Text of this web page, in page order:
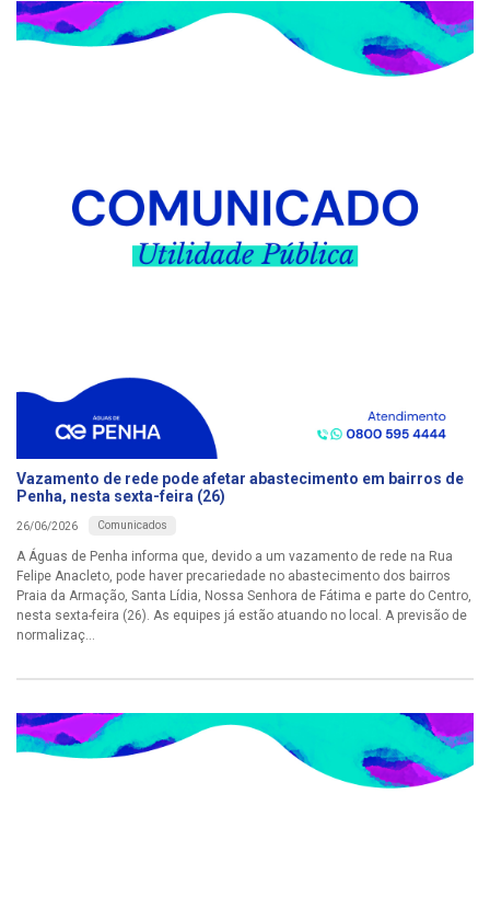
Vazamento de rede pode afetar abastecimento em bairros de
Penha, nesta sexta-feira (26)
26/06/2026 Comunicados
A Águas de Penha informa que, devido a um vazamento de rede na Rua
Felipe Anacleto, pode haver precariedade no abastecimento dos bairros
Praia da Armação, Santa Lídia, Nossa Senhora de Fátima e parte do Centro,
nesta sexta-feira (26). As equipes já estão atuando no local. A previsão de
normalizaç...